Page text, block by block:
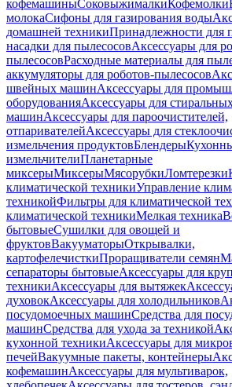
кофемашиныСоковыжималкиКофемолки
молокаСифоны для газирования воды
домашней техникиПринадлежности для
насадки для пылесосовАксессуары для
пылесосовРасходные материалы для
аккумуляторы для роботов-пылесосов
швейных машинАксессуары для
оборудованияАксессуары для
машинАксессуары для пароочистителей,
отпаривателейАксессуары для
измельчения продуктовБлендеры
измельчителиПланетарные
миксерыМиксерыМясорубкиЛомтерезки
климатической техникиУправление
техникойФильтры для климатической
климатической техникиМелкая техника
бытовыеСушилки для овощей и
фруктовВакууматорыОткрывалки,
картофелечисткиПроращиватели семян
сепараторы бытовыеАксессуары для
техникиАксессуары для вытяжек
духовокАксессуары для холодильников
посудомоечных машинСредства для
машинСредства для ухода за техникой
кухонной техникиАксессуары для
печейВакуумные пакеты, контейнеры
кофемашинАксессуары для мультиварок,